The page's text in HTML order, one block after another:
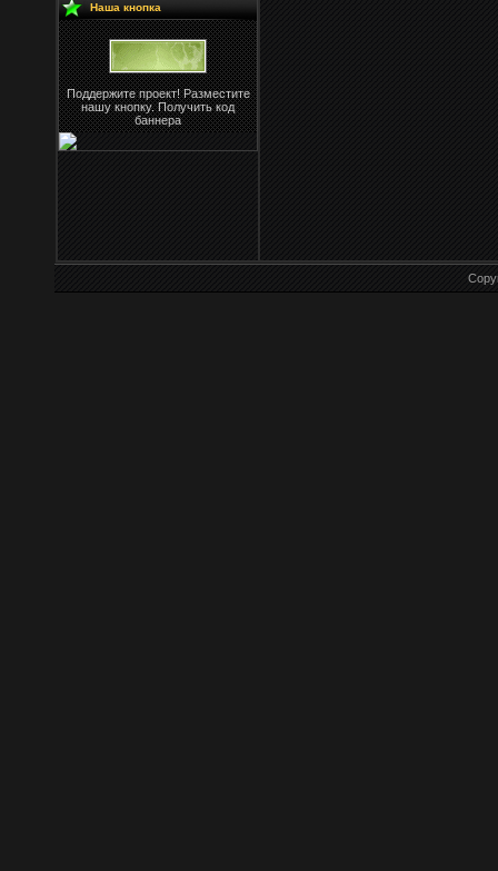
Наша кнопка
Поддержите проект! Разместите
нашу кнопку. Получить код
баннера